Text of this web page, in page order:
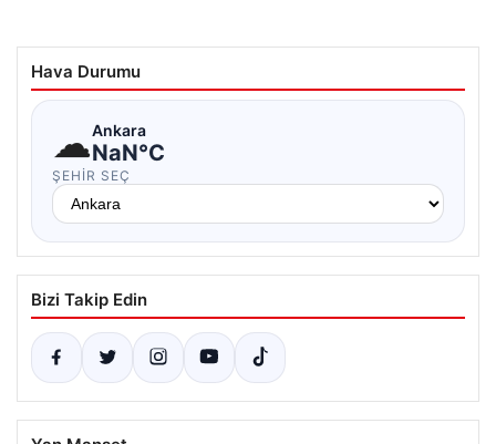
Hava Durumu
☁Ankara
NaN°C
ŞEHIR SEÇ
Bizi Takip Edin